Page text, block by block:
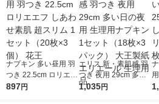
ナプキン 多い昼用 羽
つき 22.5cm ロリエエ
フ しあわせ素肌 超ス
897円
エリス 新・素肌感 羽
つき 夜用 29cm 多い
日の夜用 生理用ナプ
1,035円